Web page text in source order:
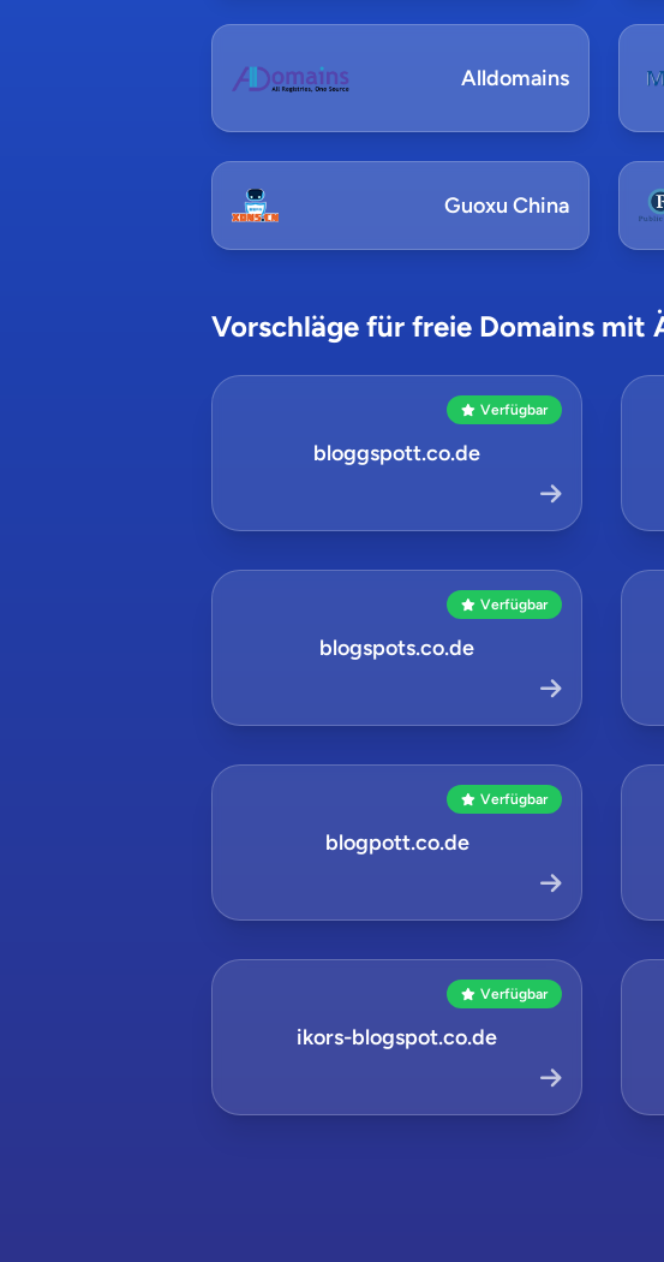
Alldomains
Guoxu China
Vorschläge für freie Domains mit
Verfügbar
bloggspott.co.de
Verfügbar
blogspots.co.de
Verfügbar
blogpott.co.de
Verfügbar
ikors-blogspot.co.de